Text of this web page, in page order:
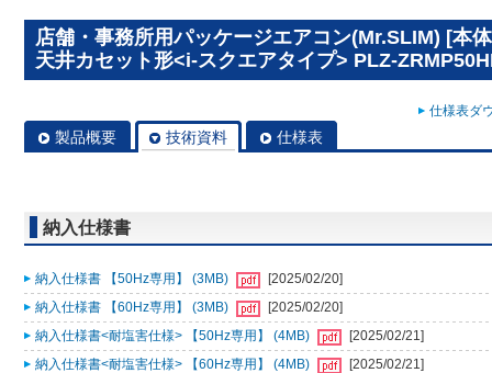
店舗・事務所用パッケージエアコン(Mr.SLIM) [本
天井カセット形<i-スクエアタイプ> PLZ-
仕様表ダ
製品概要 技術資料 仕様表
納入仕様書
納入仕様書 【50Hz専用】 (3MB)
[2025/02/20]
納入仕様書 【60Hz専用】 (3MB)
[2025/02/20]
納入仕様書<耐塩害仕様> 【50Hz専用】 (4MB)
[2025/02/21]
納入仕様書<耐塩害仕様> 【60Hz専用】 (4MB)
[2025/02/21]